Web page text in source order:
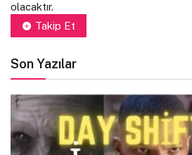
olacaktır.
Takip Et
Son Yazılar